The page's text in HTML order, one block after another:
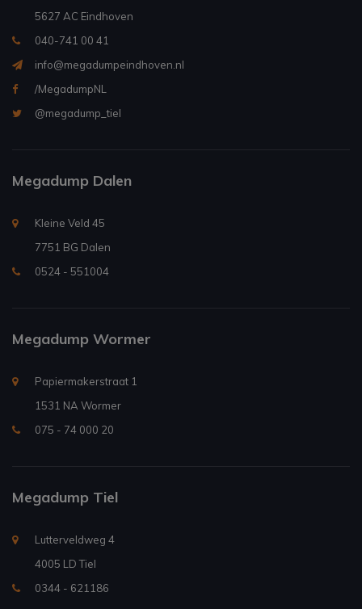
5627 AC Eindhoven
040-741 00 41
info@megadumpeindhoven.nl
/MegadumpNL
@megadump_tiel
Megadump Dalen
Kleine Veld 45
7751 BG Dalen
0524 - 551004
Megadump Wormer
Papiermakerstraat 1
1531 NA Wormer
075 - 74 000 20
Megadump Tiel
Lutterveldweg 4
4005 LD Tiel
0344 - 621186